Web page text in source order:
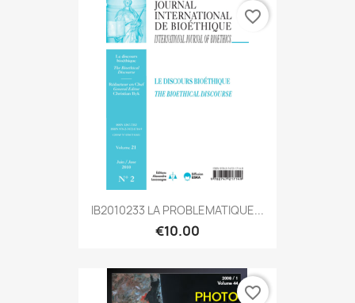
IB2010233 LA PROBLEMATIQUE...
€10.00
favorite_border
favorite_border